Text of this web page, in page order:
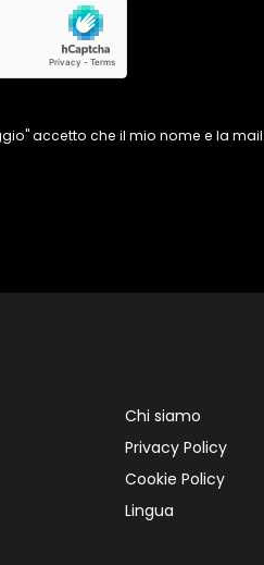
accetto che il mio nome e la
Chi siamo
Privacy Policy
Cookie Policy
Lingua